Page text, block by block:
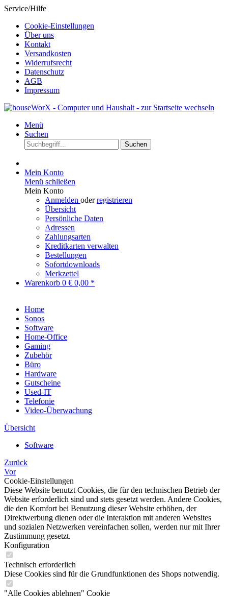
Service/Hilfe
Cookie-Einstellungen
Über uns
Kontakt
Versandkosten
Widerrufsrecht
Datenschutz
AGB
Impressum
Menü
Suchen
Suchen
Mein Konto
Menü schließen
Mein Konto
Anmelden oderregistrieren
Übersicht
Persönliche Daten
Adressen
Zahlungsarten
Kreditkarten verwalten
Bestellungen
Sofortdownloads
Merkzettel
Warenkorb 0 € 0,00 *
Home
Sonos
Software
Home-Office
Gaming
Zubehör
Büro
Hardware
Gutscheine
Used-IT
Telefonie
Video-Überwachung
Übersicht
Software
Zurück
Vor
Cookie-Einstellungen
Diese Website benutzt Cookies, die für den technischen Betrieb der
Website erforderlich sind und stets gesetzt werden. Andere Cookies,
die den Komfort bei Benutzung dieser Website erhöhen, der
Direktwerbung dienen oder die Interaktion mit anderen Websites
und sozialen Netzwerken vereinfachen sollen, werden nur mit Ihrer
Zustimmung gesetzt.
Konfiguration
Technisch erforderlich
Diese Cookies sind für die Grundfunktionen des Shops notwendig.
"Alle Cookies ablehnen" Cookie